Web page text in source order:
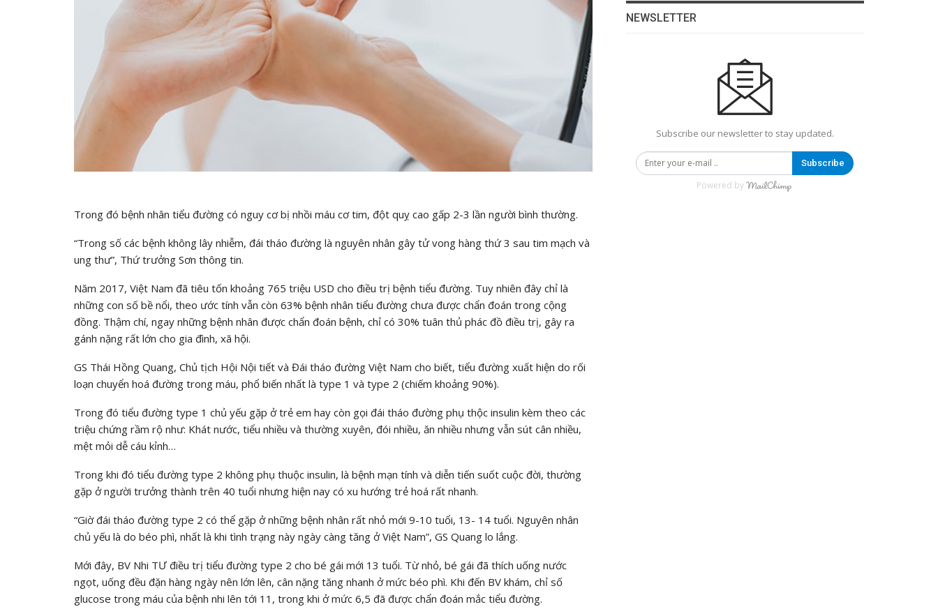
Trong đó bệnh nhân tiểu đường có nguy cơ bị nhồi máu cơ tim, đột quỵ cao gấp 2-3 lần người bình thường.
“Trong số các bệnh không lây nhiễm, đái tháo đường là nguyên nhân gây tử vong hàng thứ 3 sau tim mạch và
ung thư”, Thứ trưởng Sơn thông tin.
Năm 2017, Việt Nam đã tiêu tốn khoảng 765 triệu USD cho điều trị bệnh tiểu đường. Tuy nhiên đây chỉ là
những con số bề nổi, theo ước tính vẫn còn 63% bệnh nhân tiểu đường chưa được chẩn đoán trong cộng
đồng. Thậm chí, ngay những bệnh nhân được chẩn đoán bệnh, chỉ có 30% tuân thủ phác đồ điều trị, gây ra
gánh nặng rất lớn cho gia đình, xã hội.
GS Thái Hồng Quang, Chủ tịch Hội Nội tiết và Đái tháo đường Việt Nam cho biết, tiểu đường xuất hiện do rối
loạn chuyển hoá đường trong máu, phổ biến nhất là type 1 và type 2 (chiếm khoảng 90%).
Trong đó tiểu đường type 1 chủ yếu gặp ở trẻ em hay còn gọi đái tháo đường phụ thộc insulin kèm theo các
triệu chứng rầm rộ như: Khát nước, tiểu nhiều và thường xuyên, đói nhiều, ăn nhiều nhưng vẫn sút cân nhiều,
mệt mỏi dễ cáu kỉnh…
Trong khi đó tiểu đường type 2 không phụ thuộc insulin, là bệnh mạn tính và diễn tiến suốt cuộc đời, thường
gặp ở người trưởng thành trên 40 tuổi nhưng hiện nay có xu hướng trẻ hoá rất nhanh.
“Giờ đái tháo đường type 2 có thể gặp ở những bệnh nhân rất nhỏ mới 9-10 tuổi, 13- 14 tuổi. Nguyên nhân
chủ yếu là do béo phì, nhất là khi tình trạng này ngày càng tăng ở Việt Nam”, GS Quang lo lắng.
Mới đây, BV Nhi TƯ điều trị tiểu đường type 2 cho bé gái mới 13 tuổi. Từ nhỏ, bé gái đã thích uống nước
ngọt, uống đều đặn hàng ngày nên lớn lên, cân nặng tăng nhanh ở mức béo phì. Khi đến BV khám, chỉ số
glucose trong máu của bệnh nhi lên tới 11, trong khi ở mức 6,5 đã được chẩn đoán mắc tiểu đường.
NEWSLETTER
Subscribe our newsletter to stay updated.
Subscribe
Powered by